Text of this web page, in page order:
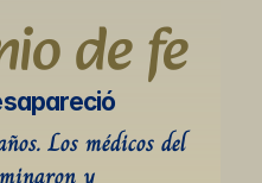
de fe
Los médicos del